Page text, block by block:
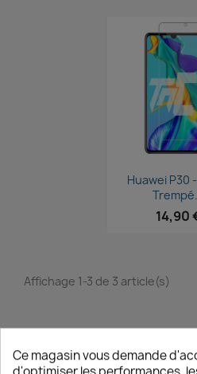
Aperçu
Huawei P30
14,90
Affichage 1-3 de 3 article(s)
Ce magasin vous demande